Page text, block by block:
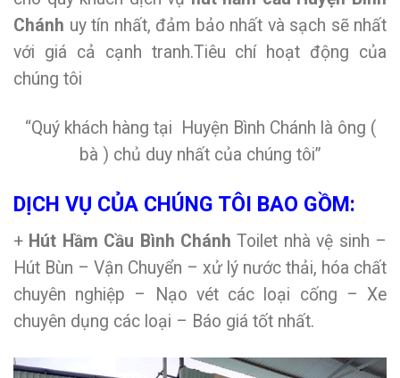
Chánh uy tín nhất, đảm bảo nhất và sạch sẽ nhất
với giá cả cạnh tranh.Tiêu chí hoạt động của
chúng tôi
“Quý khách hàng tại Huyện Bình Chánh là ông (
bà ) chủ duy nhất của chúng tôi”
DỊCH VỤ CỦA CHÚNG TÔI BAO GỒM:
+ Hút Hầm Cầu Bình Chánh Toilet nhà vệ sinh –
Hút Bùn – Vận Chuyển – xử lý nước thải, hóa chất
chuyên nghiệp – Nạo vét các loại cống – Xe
chuyên dụng các loại – Báo giá tốt nhất.